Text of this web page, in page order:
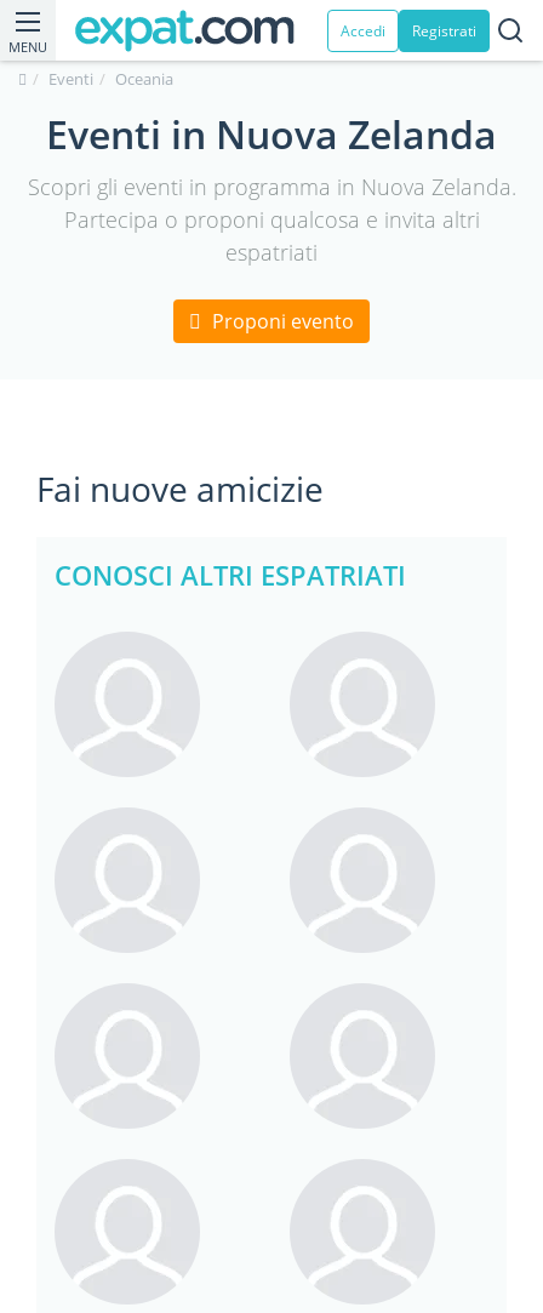
MENU
Accedi Registrati
Eventi Oceania
Eventi in Nuova Zelanda
Scopri gli eventi in programma in Nuova Zelanda.
Partecipa o proponi qualcosa e invita altri
espatriati
Proponi evento
Fai nuove amicizie
CONOSCI ALTRI ESPATRIATI